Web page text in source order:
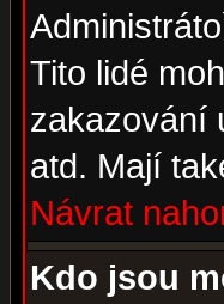
Tito lidé
zakazování
atd. Mají
Návrat
Kdo jsou